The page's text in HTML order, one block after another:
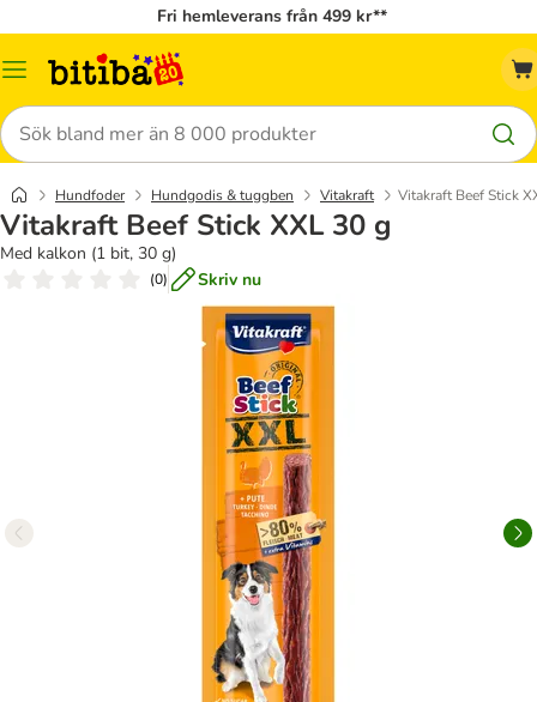
Fri hemleverans från 499 kr**
Meny
Sök
Hundfoder Hundgodis & tuggben Vitakraft Vitakraft Beef Stick
Vitakraft Beef Stick XXL 30 g
Med kalkon (1 bit, 30 g)
(0) Skriv nu